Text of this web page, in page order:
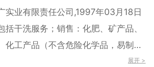
实业有限责任公司,1997年03月18日
括干洗服务；销售：化肥、矿产品、
化工产品（不含危险化学品，易制毒
物品）（依法须经批准的项目，经相
展开 >